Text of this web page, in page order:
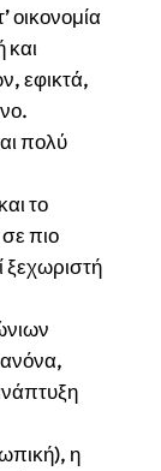
οικονομία
και
εφικτά,
πολύ
το
πιο
ξεχωριστή
η